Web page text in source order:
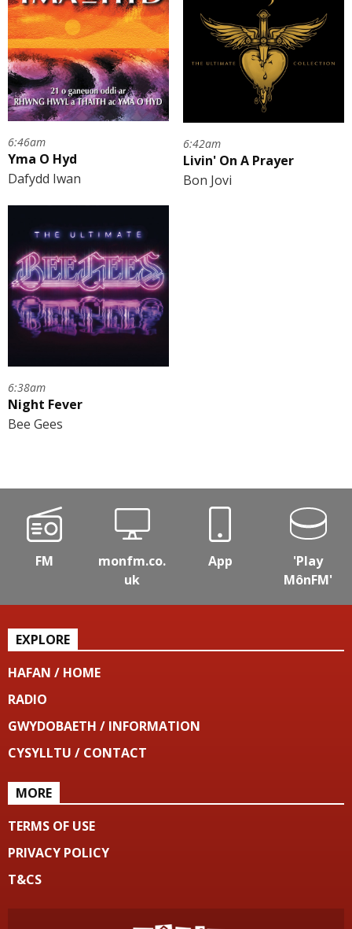
6:46am
Yma O Hyd
Dafydd Iwan
6:42am
Livin' On A Prayer
Bon Jovi
6:38am
Night Fever
Bee Gees
FM
monfm.co.
uk
App
'Play
MônFM'
EXPLORE
HAFAN / HOME
RADIO
GWYDOBAETH / INFORMATION
CYSYLLTU / CONTACT
MORE
TERMS OF USE
PRIVACY POLICY
T&CS